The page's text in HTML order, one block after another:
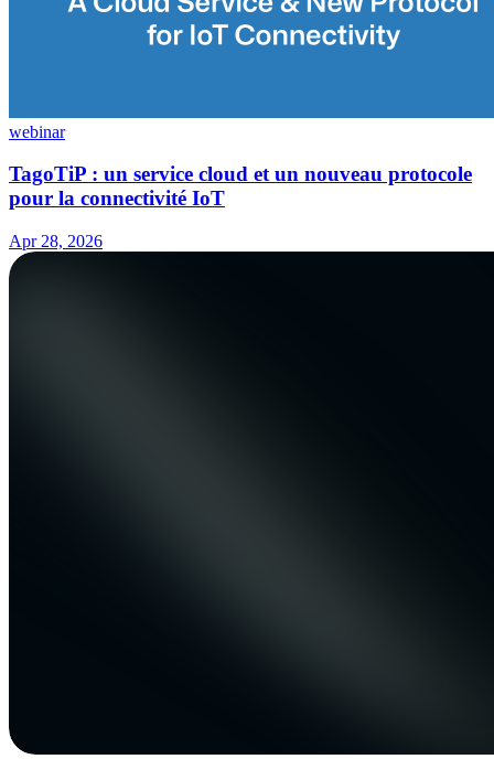
webinar
TagoTiP : un service cloud et un nouveau protocole
pour la connectivité IoT
Apr 28, 2026